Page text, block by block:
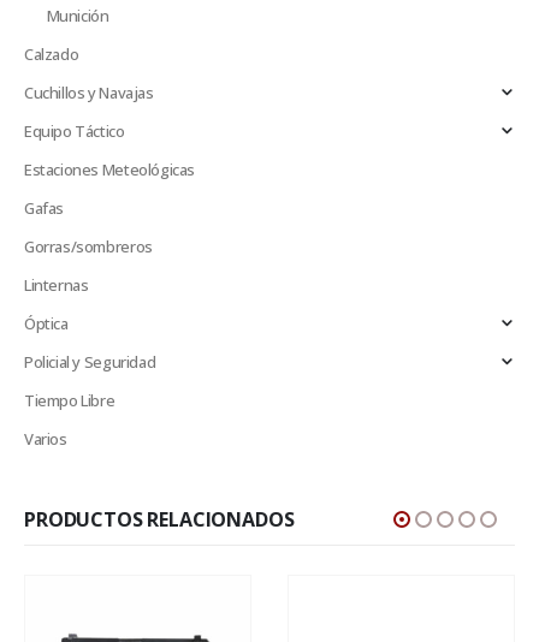
Munición
Calzado
Cuchillos y Navajas
Equipo Táctico
Estaciones Meteológicas
Gafas
Gorras/sombreros
Linternas
Óptica
Policial y Seguridad
Tiempo Libre
Varios
PRODUCTOS RELACIONADOS